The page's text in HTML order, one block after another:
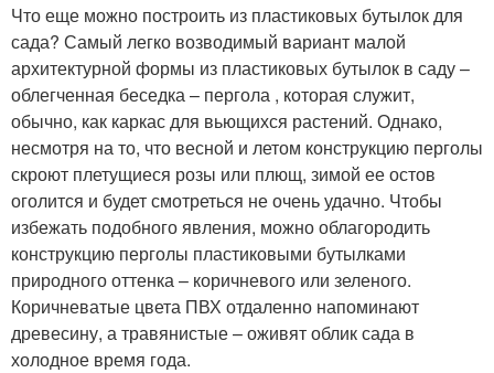
Что еще можно построить из пластиковых бутылок для
сада? Самый легко возводимый вариант малой
архитектурной формы из пластиковых бутылок в саду –
облегченная беседка – пергола , которая служит,
обычно, как каркас для вьющихся растений. Однако,
несмотря на то, что весной и летом конструкцию перголы
скроют плетущиеся розы или плющ, зимой ее остов
оголится и будет смотреться не очень удачно. Чтобы
избежать подобного явления, можно облагородить
конструкцию перголы пластиковыми бутылками
природного оттенка – коричневого или зеленого.
Коричневатые цвета ПВХ отдаленно напоминают
древесину, а травянистые – оживят облик сада в
холодное время года.